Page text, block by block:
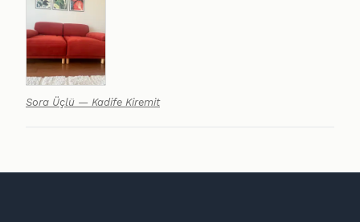
Sora Üçlü — Kadife Kiremit